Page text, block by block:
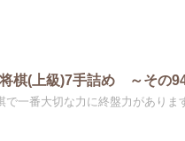
将棋(上級)7手詰め ～その
で一番大切な力に終盤力がありま